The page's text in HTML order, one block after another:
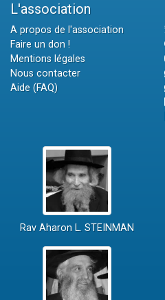
L'association
A propos de l'association
Faire un don !
Mentions légales
Nous contacter
Aide (FAQ)
Rav Aharon L. STEINMAN